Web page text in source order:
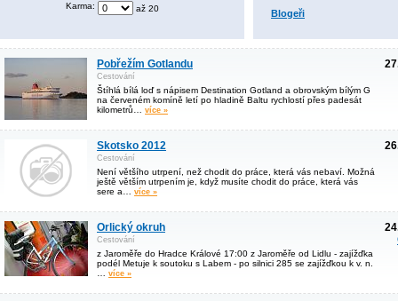
Karma:
až 20 Blogeři
Pobřežím Gotlandu
Cestování
Štíhlá bílá loď s nápisem Destination Gotland a obrovským bílým G
na červeném komíně letí po hladině Baltu rychlostí přes padesát
kilometrů… více »
Skotsko 2012
Cestování
Není většího utrpení, než chodit do práce, která vás nebaví. Možná
ještě větším utrpením je, když musíte chodit do práce, která vás
sere a… více »
Orlický okruh
Cestování
z Jaroměře do Hradce Králové 17:00 z Jaroměře od Lidlu - zajížďka
podél Metuje k soutoku s Labem - po silnici 285 se zajížďkou k v. n.
více »